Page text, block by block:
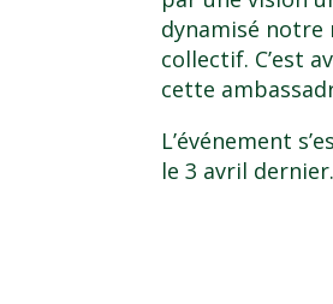
dynamisé
collectif. C’est
cette
L’événement
le 3 avril dernier.